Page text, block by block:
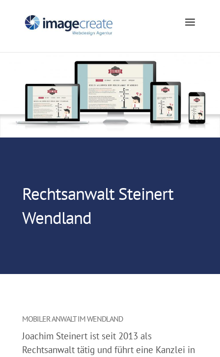
Rechtsanwalt Steinert
Wendland
MOBILER ANWALT IM WENDLAND
Joachim Steinert ist seit 2013 als
Rechtsanwalt tätig und führt eine Kanzlei in